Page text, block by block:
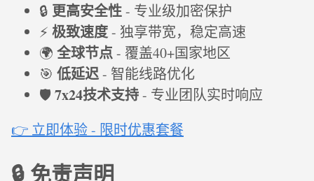
🔒 更高安全性- 专业级加密保护
⚡ 极致速度- 独享带宽，稳定高速
🌍 全球节点- 覆盖40+国家地区
🎯 低延迟- 智能线路优化
🛡️7x24技术支持- 专业团队实时响应
👉 立即体验 - 限时优惠套餐
🔒 免责声明